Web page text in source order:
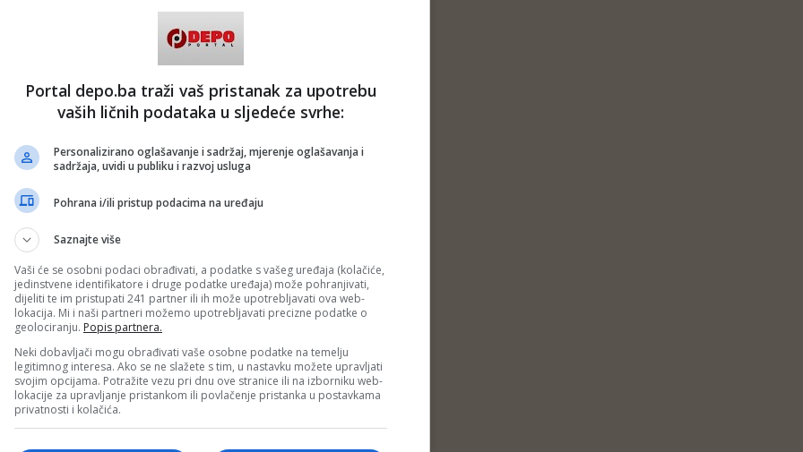
ŽZH Predrag Čović kazao je kako je na opće
u školama, kao i Vlade ŽZH nakon dužih
dogovor oko zajedničkih stavova.
smo danas potpisali ovaj sporazum i što ćemo moći
u našim školama čim Zakon o plaćama, kao i
proračuna prođe skupštinsku proceduru“, istakao je
zadovoljni su članovi sindikata, kao i oni koji nisu
je predsjednica Nezavisnog sindikata zaposlenih u
ŽZH Jasminka Petric.
da je ikada bilo u postotku ovoliko veliko povećanje plaće.
zahvaljujući razumijevanju, strpljenju i mudrosti
došli smo do ovog ,ja bih zbilja rekla, vrlo velikog i
je Petric.
680 KM nije jedini uvjet za veće plaće. Naime, u
dva potpuno nova zakona koje je izradilo
ŽZH, a kojima se po prvi put u ovoj županiji na
oblast plaća i naknada za sve proračunske
o Zakonu o plaćama i naknadama korisnika proračuna, te
policijskih službenika.
zakone usvojila na svojoj posljednjoj sjednici, te su isti
proceduru. Čim Skupština usvoji ove zakone, krenut
plaća za proračunske korisnike u ovoj županiji.
Portal depo.ba traži vaš pristanak za upotrebu
vaših ličnih podataka u sljedeće svrhe:
Personalizirano oglašavanje i sadržaj, mjerenje oglašavanja i
sadržaja, uvidi u publiku i razvoj usluga
Pohrana i/ili pristup podacima na uređaju
Saznajte više
Vaši će se osobni podaci obrađivati, a podatke s vašeg uređaja (kolačiće,
jedinstvene identifikatore i druge podatke uređaja) može pohranjivati,
dijeliti te im pristupati 241 partner ili ih može upotrebljavati ova web-
lokacija. Mi i naši partneri možemo upotrebljavati precizne podatke o
geolociranju. Popis partnera.
Neki dobavljači mogu obrađivati vaše osobne podatke na temelju
legitimnog interesa. Ako se ne slažete s tim, u nastavku možete upravljati
svojim opcijama. Potražite vezu pri dnu ove stranice ili na izborniku web-
lokacije za upravljanje pristankom ili povlačenje pristanka u postavkama
privatnosti i kolačića.